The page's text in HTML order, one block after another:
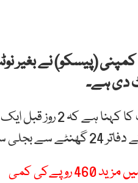
کمپنی (پیسکو) نے
دی ہے۔
ایڈمنسٹریشن
محروم ہیں۔
کمی